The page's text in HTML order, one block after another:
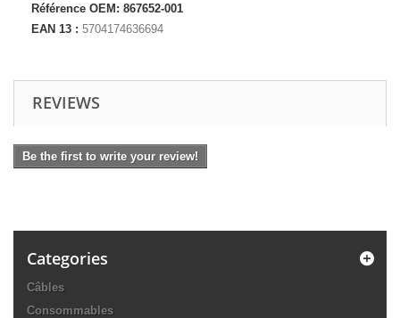
Référence OEM: 867652-001
EAN 13 : 5704174636694
REVIEWS
Be the first to write your review!
Categories
Câbles
Consommables